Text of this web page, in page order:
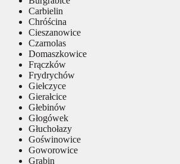
Carbielin
Chróścina
Cieszanowice
Czarnolas
Domaszkowice
Frączków
Frydrychów
Giełczyce
Gierałcice
Głebinów
Głogówek
Głuchołazy
Goświnowice
Goworowice
Grabin